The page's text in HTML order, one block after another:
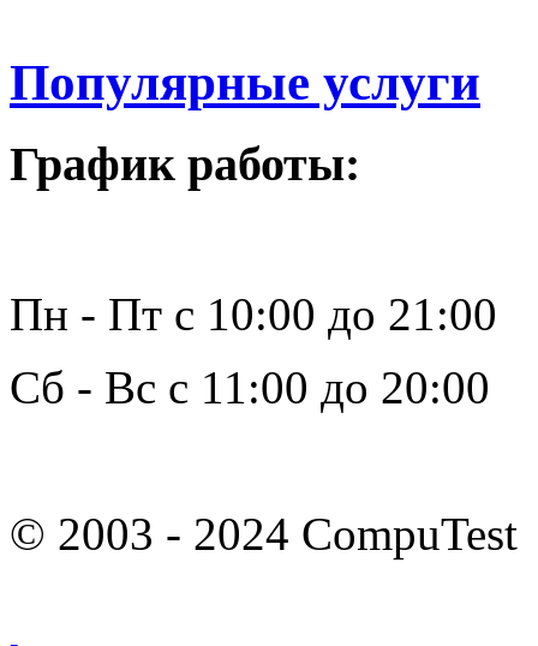
Популярные услуги
График работы:
Пн - Пт с 10:00 до 21:00
Сб - Вс с 11:00 до 20:00
© 2003 - 2024 CompuTest